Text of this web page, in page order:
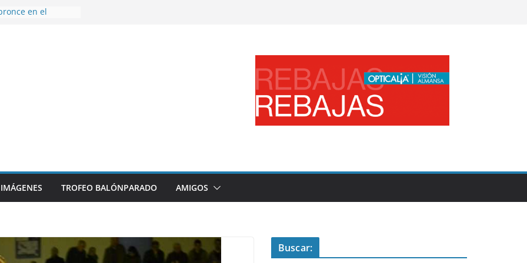
en el
la plantilla y
de
sumando
IMÁGENES TROFEO BALÓNPARADO AMIGOS
Buscar: